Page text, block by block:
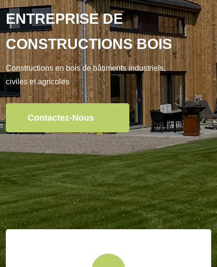
ENTREPRISE DE
CONSTRUCTIONS BOIS
Constructions en bois de bâtiments industriels,
civiles et agricoles
Contactez-Nous